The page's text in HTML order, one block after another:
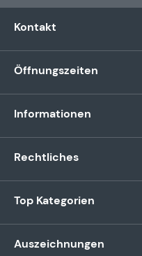
Kontakt
Öffnungszeiten
Informationen
Rechtliches
Top Kategorien
Auszeichnungen